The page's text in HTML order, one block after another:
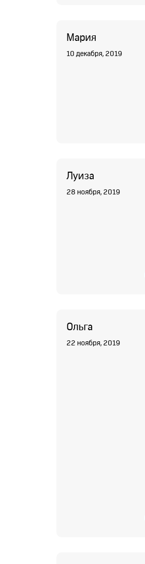
Мария
10 декабря, 2019
Луиза
28 ноября, 2019
Ольга
22 ноября, 2019